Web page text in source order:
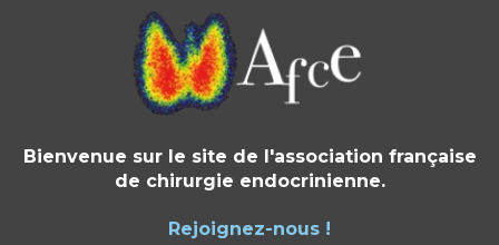
Bienvenue sur le site de l'association française
de chirurgie endocrinienne.
Rejoignez-nous !